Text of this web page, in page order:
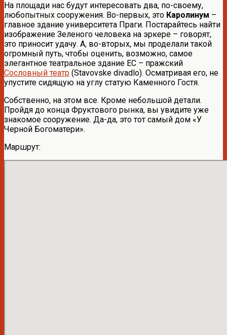
На площади нас будут интересовать два, по-своему,
любопытных сооружения. Во-первых, это Каролинум –
главное здание университета Праги. Постарайтесь найти
изображение Зеленого человека на эркере – говорят,
это приносит удачу. А, во-вторых, мы проделали такой
огромный путь, чтобы оценить, возможно, самое
элегантное театральное здание ЕС – пражский
Сословный театр (Stavovske divadlo). Осматривая его, не
упустите сидящую на углу статую Каменного Гостя.
Собственно, на этом все. Кроме небольшой детали.
Пройдя до конца Фруктового рынка, вы увидите уже
знакомое сооружение. Да-да, это тот самый дом «У
Черной Богоматери».
Маршрут: